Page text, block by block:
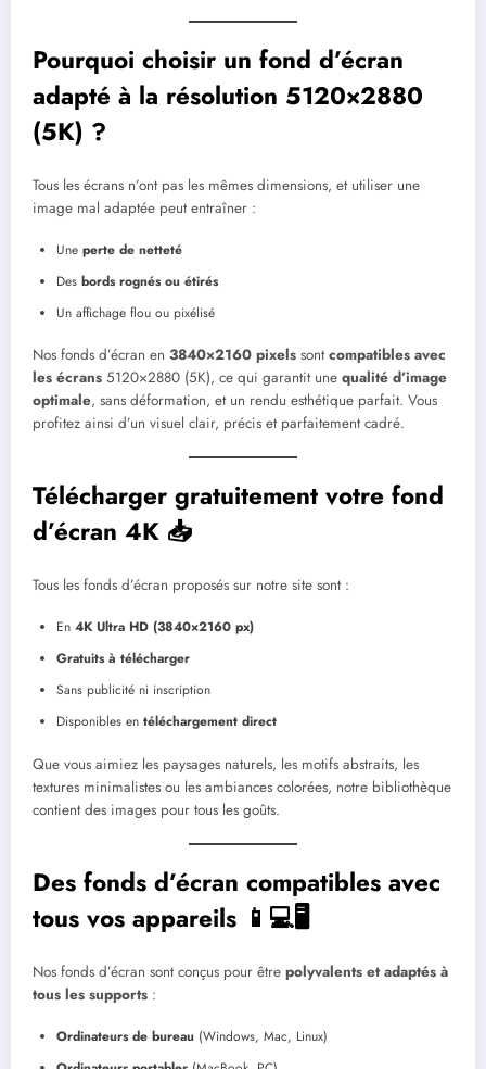
Pourquoi choisir un fond d’écran
adapté à la résolution 5120×2880
(5K) ?
Tous les écrans n’ont pas les mêmes dimensions, et utiliser une
image mal adaptée peut entraîner :
Une perte de netteté
Des bords rognés ou étirés
Un affichage flou ou pixélisé
Nos fonds d’écran en 3840×2160 pixels sontcompatibles avec
les écrans 5120×2880 (5K), ce qui garantit une qualité d’image
optimale, sans déformation, et un rendu esthétique parfait. Vous
profitez ainsi d’un visuel clair, précis et parfaitement cadré.
Télécharger gratuitement votre fond
d’écran 4K 📥
Tous les fonds d’écran proposés sur notre site sont :
En 4K Ultra HD (3840×2160 px)
Gratuits à télécharger
Sans publicité ni inscription
Disponibles en téléchargement direct
Que vous aimiez les paysages naturels, les motifs abstraits, les
textures minimalistes ou les ambiances colorées, notre bibliothèque
contient des images pour tous les goûts.
Des fonds d’écran compatibles avec
tous vos appareils 📱💻🖥️
Nos fonds d’écran sont conçus pour être polyvalents et adaptés à
tous les supports :
Ordinateurs de bureau (Windows, Mac, Linux)